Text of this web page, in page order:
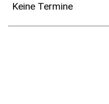
Keine Termine